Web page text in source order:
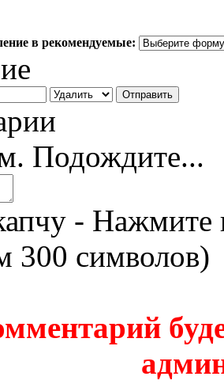
в рекомендуемые:
Подождите...
- Нажмите
300 символов)